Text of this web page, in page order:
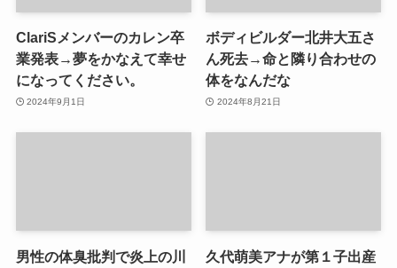
ClariSメンバーのカレン卒
業発表→夢をかなえて幸せ
になってください。
2024年9月1日
ボディビルダー北井大五さ
ん死去→命と隣り合わせの
体をなんだな
2024年8月21日
男性の体臭批判で炎上の川
久代萌美アナが第１子出産